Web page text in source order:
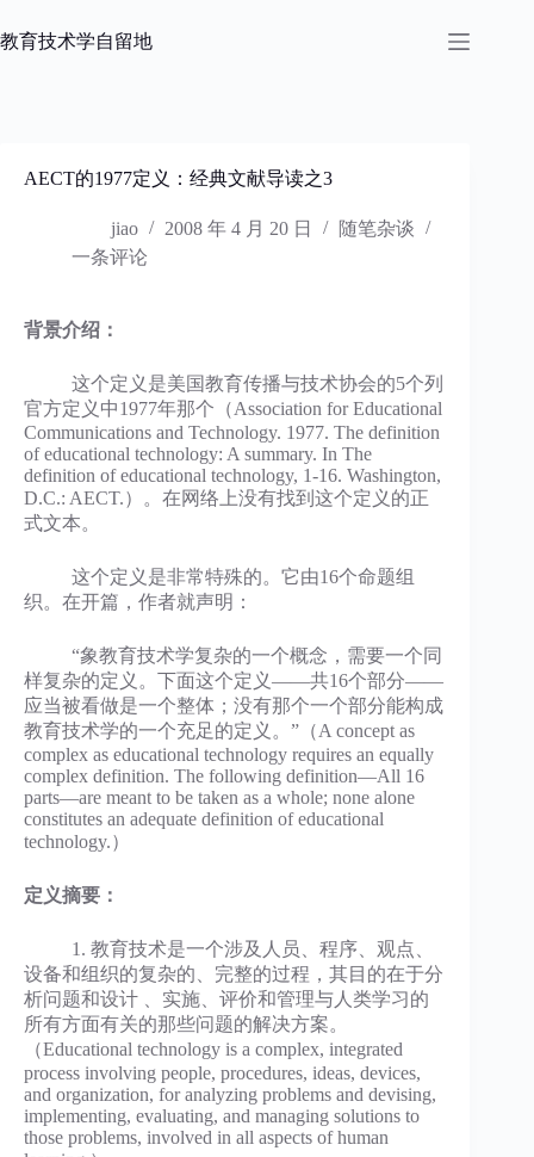
过
教育技术学自留地
AECT的1977定义：经典文献导读之3
jiao 2008 年 4 月 20 日
随笔杂谈
一条评论
背景介绍：
这个定义是美国教育传播与技术协会的5个列
官方定义中1977年那个（Association for Educational
Communications and Technology. 1977. The definition
of educational technology: A summary. In The
definition of educational technology, 1-16. Washington,
D.C.: AECT.）。在网络上没有找到这个定义的正
式文本。
这个定义是非常特殊的。它由16个命题组
织。在开篇，作者就声明：
“象教育技术学复杂的一个概念，需要一个同
样复杂的定义。下面这个定义——共16个部分——
应当被看做是一个整体；没有那个一个部分能构成
教育技术学的一个充足的定义。”（A concept as
complex as educational technology requires an equally
complex definition. The following definition—All 16
parts—are meant to be taken as a whole; none alone
constitutes an adequate definition of educational
technology.）
定义摘要：
1. 教育技术是一个涉及人员、程序、观点、
设备和组织的复杂的、完整的过程，其目的在于分
析问题和设计 、实施、评价和管理与人类学习的
所有方面有关的那些问题的解决方案。
（Educational technology is a complex, integrated
process involving people, procedures, ideas, devices,
and organization, for analyzing problems and devising,
implementing, evaluating, and managing solutions to
those problems, involved in all aspects of human